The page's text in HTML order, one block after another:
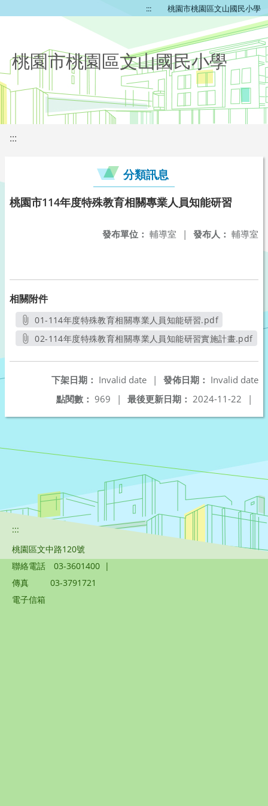
::: 桃園市桃園區文山國民小學
桃園市桃園區文山國民小學
:::
分類訊息
桃園市114年度特殊教育相關專業人員知能研習
發布人： 輔導室
發布單位： 輔導室 |
相關附件
01-114年度特殊教育相關專業人員知能研習.pdf
另開新視窗
02-114年度特殊教育相關專業人員知能研習實施計畫.pdf
發佈日期： Invalid date
下架日期： Invalid date
|
最後更新日期： 2024-11-22 |
點閱數： 969 |
:::
桃園區文中路120號
聯絡電話
03-3601400 |
傳真
03-3791721
電子信箱